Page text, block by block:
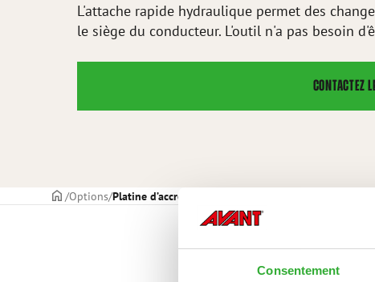
Consentement
L'attache rapide hydraulique permet des
le siège du conducteur. L'outil n'a pas besoin
CONTACTEZ
PAGE DE COUVERTURE
Options Platine d’accrochage hydraulique